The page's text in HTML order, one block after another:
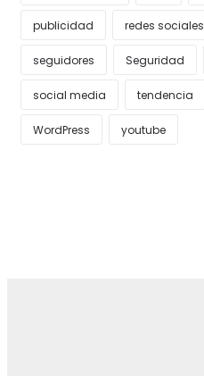
publicidad redes sociales
seguidores Seguridad
social media tendencia
WordPress youtube